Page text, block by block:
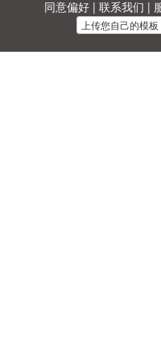
同意偏好 | 联系我们 |
上传您自己的模板